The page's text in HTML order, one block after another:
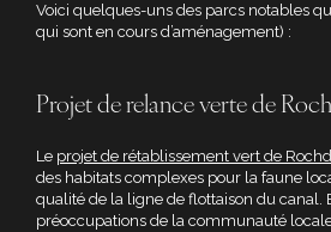
Voici quelques-uns des parcs notables
qui sont en cours d’aménagement) :
Projet de relance verte de
Le projet de rétablissement vert de
des habitats complexes pour la faune
qualité de la ligne de flottaison du canal.
préoccupations de la communauté